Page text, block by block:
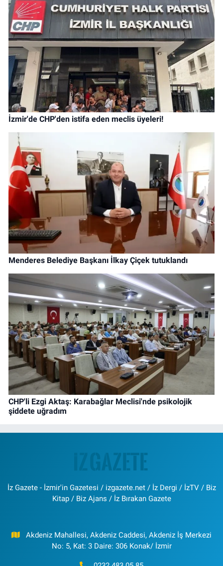
İzmir'de CHP'den istifa eden meclis üyeleri!
Menderes Belediye Başkanı İlkay Çiçek tutuklandı
CHP'li Ezgi Aktaş: Karabağlar Meclisi'nde psikolojik
şiddete uğradım
İz Gazete - İzmir'in Gazetesi / izgazete.net / İz Dergi / İzTV / Biz
Kitap / Biz Ajans / İz Bırakan Gazete
Akdeniz Mahallesi, Akdeniz Caddesi, Akdeniz İş Merkezi
No: 5, Kat: 3 Daire: 306 Konak/ İzmir